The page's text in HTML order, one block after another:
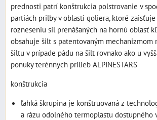
prednosti patrí konštrukcia polstrovanie v
partiách prilby v oblasti goliera, ktoré
rozneseniu síl prenášaných na hornú oblasť
obsahuje šilt s patentovaným mechanizmom
šiltu v prípade pádu na šilt rovnako ako u
ponuky terénnych prilieb ALPINESTARS
konštrukcia
ľahká škrupina je konštruovaná z
a rázu odolného termoplastu dostupného